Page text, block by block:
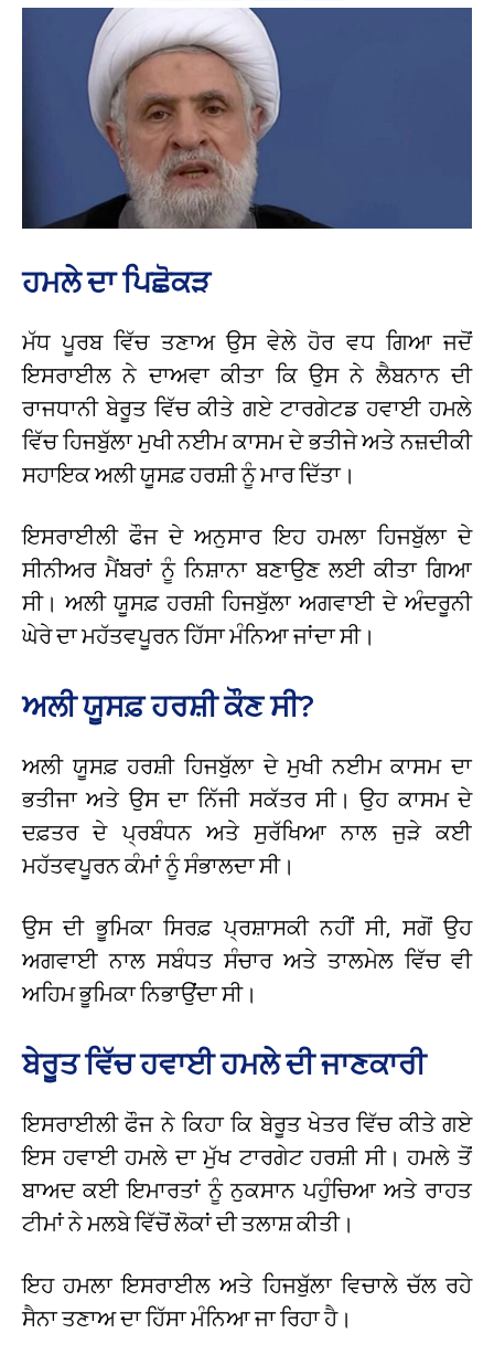
ਹਮਲੇ ਦਾ ਪਿਛੋਕੜ
ਮੱਧ ਪੂਰਬ ਵਿੱਚ ਤਣਾਅ ਉਸ ਵੇਲੇ ਹੋਰ ਵਧ ਗਿਆ ਜਦੋਂ
ਇਸਰਾਈਲ ਨੇ ਦਾਅਵਾ ਕੀਤਾ ਕਿ ਉਸ ਨੇ ਲੈਬਨਾਨ ਦੀ
ਰਾਜਧਾਨੀ ਬੇਰੂਤ ਵਿੱਚ ਕੀਤੇ ਗਏ ਟਾਰਗੇਟਡ ਹਵਾਈ ਹਮਲੇ
ਵਿੱਚ ਹਿਜਬੁੱਲਾ ਮੁਖੀ ਨਈਮ ਕਾਸਮ ਦੇ ਭਤੀਜੇ ਅਤੇ ਨਜ਼ਦੀਕੀ
ਸਹਾਇਕ ਅਲੀ ਯੂਸਫ਼ ਹਰਸ਼ੀ ਨੂੰ ਮਾਰ ਦਿੱਤਾ।
ਇਸਰਾਈਲੀ ਫੌਜ ਦੇ ਅਨੁਸਾਰ ਇਹ ਹਮਲਾ ਹਿਜਬੁੱਲਾ ਦੇ
ਸੀਨੀਅਰ ਮੈਂਬਰਾਂ ਨੂੰ ਨਿਸ਼ਾਨਾ ਬਣਾਉਣ ਲਈ ਕੀਤਾ ਗਿਆ
ਸੀ। ਅਲੀ ਯੂਸਫ਼ ਹਰਸ਼ੀ ਹਿਜਬੁੱਲਾ ਅਗਵਾਈ ਦੇ ਅੰਦਰੂਨੀ
ਘੇਰੇ ਦਾ ਮਹੱਤਵਪੂਰਨ ਹਿੱਸਾ ਮੰਨਿਆ ਜਾਂਦਾ ਸੀ।
ਅਲੀ ਯੂਸਫ਼ ਹਰਸ਼ੀ ਕੌਣ ਸੀ?
ਅਲੀ ਯੂਸਫ਼ ਹਰਸ਼ੀ ਹਿਜਬੁੱਲਾ ਦੇ ਮੁਖੀ ਨਈਮ ਕਾਸਮ ਦਾ
ਭਤੀਜਾ ਅਤੇ ਉਸ ਦਾ ਨਿੱਜੀ ਸਕੱਤਰ ਸੀ। ਉਹ ਕਾਸਮ ਦੇ
ਦਫ਼ਤਰ ਦੇ ਪ੍ਰਬੰਧਨ ਅਤੇ ਸੁਰੱਖਿਆ ਨਾਲ ਜੁੜੇ ਕਈ
ਮਹੱਤਵਪੂਰਨ ਕੰਮਾਂ ਨੂੰ ਸੰਭਾਲਦਾ ਸੀ।
ਉਸ ਦੀ ਭੂਮਿਕਾ ਸਿਰਫ਼ ਪ੍ਰਸ਼ਾਸਕੀ ਨਹੀਂ ਸੀ, ਸਗੋਂ ਉਹ
ਅਗਵਾਈ ਨਾਲ ਸਬੰਧਤ ਸੰਚਾਰ ਅਤੇ ਤਾਲਮੇਲ ਵਿੱਚ ਵੀ
ਅਹਿਮ ਭੂਮਿਕਾ ਨਿਭਾਉਂਦਾ ਸੀ।
ਬੇਰੂਤ ਵਿੱਚ ਹਵਾਈ ਹਮਲੇ ਦੀ ਜਾਣਕਾਰੀ
ਇਸਰਾਈਲੀ ਫੌਜ ਨੇ ਕਿਹਾ ਕਿ ਬੇਰੂਤ ਖੇਤਰ ਵਿੱਚ ਕੀਤੇ ਗਏ
ਇਸ ਹਵਾਈ ਹਮਲੇ ਦਾ ਮੁੱਖ ਟਾਰਗੇਟ ਹਰਸ਼ੀ ਸੀ। ਹਮਲੇ ਤੋਂ
ਬਾਅਦ ਕਈ ਇਮਾਰਤਾਂ ਨੂੰ ਨੁਕਸਾਨ ਪਹੁੰਚਿਆ ਅਤੇ ਰਾਹਤ
ਟੀਮਾਂ ਨੇ ਮਲਬੇ ਵਿੱਚੋਂ ਲੋਕਾਂ ਦੀ ਤਲਾਸ਼ ਕੀਤੀ।
ਇਹ ਹਮਲਾ ਇਸਰਾਈਲ ਅਤੇ ਹਿਜਬੁੱਲਾ ਵਿਚਾਲੇ ਚੱਲ ਰਹੇ
ਸੈਨਾ ਤਣਾਅ ਦਾ ਹਿੱਸਾ ਮੰਨਿਆ ਜਾ ਰਿਹਾ ਹੈ।